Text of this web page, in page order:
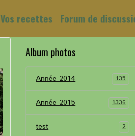
Vos recettes Forum de
Album photos
Année 2014 135
Année 2015 1336
test 2